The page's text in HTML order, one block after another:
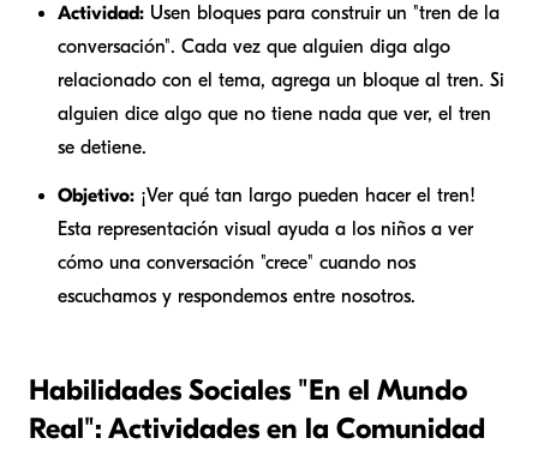
Actividad: Usen bloques para construir un "tren de la
conversación". Cada vez que alguien diga algo
relacionado con el tema, agrega un bloque al tren. Si
alguien dice algo que no tiene nada que ver, el tren
se detiene.
Objetivo: ¡Ver qué tan largo pueden hacer el tren!
Esta representación visual ayuda a los niños a ver
cómo una conversación "crece" cuando nos
escuchamos y respondemos entre nosotros.
Habilidades Sociales "En el Mundo
Real": Actividades en la Comunidad